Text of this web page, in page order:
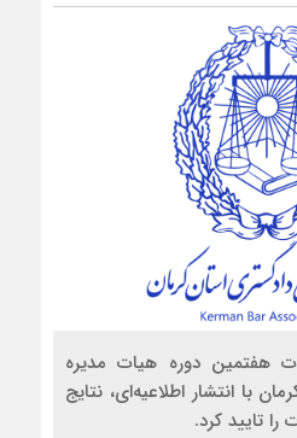
هفتمین دوره هیات مدیره
با انتشار اطلاعیه‌ای، نتایج
تایید کرد.